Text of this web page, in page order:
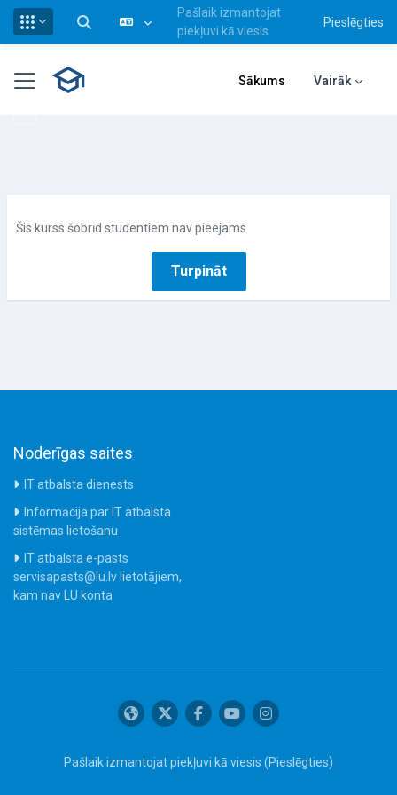
Pārslēgt meklēšanas ievadi
Pašlaik izmantojat
piekļuvi kā viesis
Pieslēgties
Sānu panelis Sākums Vairāk
Šis kurss šobrīd studentiem nav pieejams
Turpināt
Noderīgas saites
IT atbalsta dienests
Informācija par IT atbalsta
sistēmas lietošanu
IT atbalsta e-pasts
servisapasts@lu.lv lietotājiem,
kam nav LU konta
Pašlaik izmantojat piekļuvi kā viesis (Pieslēgties)